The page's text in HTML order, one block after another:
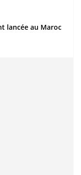
lancée au Maroc